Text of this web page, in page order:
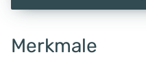
Merkmale